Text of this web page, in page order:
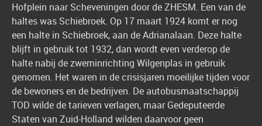
Hofplein naar Scheveningen door de ZHESM. Een van de
haltes was Schiebroek. Op 17 maart 1924 komt er nog
een halte in Schiebroek, aan de Adrianalaan. Deze halte
blijft in gebruik tot 1932, dan wordt even verderop de
halte nabij de zweminrichting Wilgenplas in gebruik
genomen. Het waren in de crisisjaren moeilijke tijden voor
de bewoners en de bedrijven. De autobusmaatschappij
TOD wilde de tarieven verlagen, maar Gedeputeerde
Staten van Zuid-Holland wilden daarvoor geen